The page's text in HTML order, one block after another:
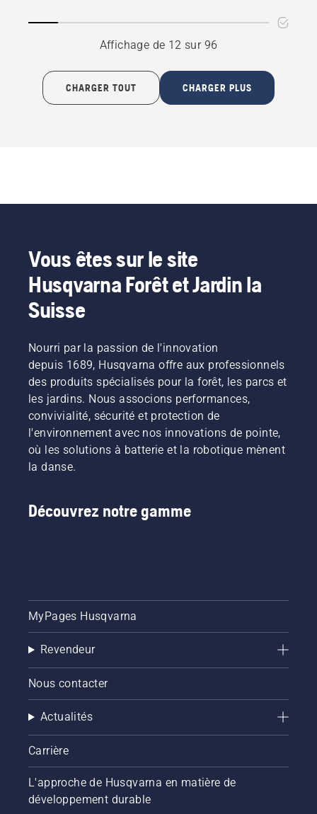
Affichage de 12 sur 96
CHARGER TOUT CHARGER PLUS
Vous êtes sur le site
Husqvarna Forêt et Jardin la
Suisse
Nourri par la passion de l'innovation
depuis 1689, Husqvarna offre aux professionnels
des produits spécialisés pour la forêt, les parcs et
les jardins. Nous associons performances,
convivialité, sécurité et protection de
l'environnement avec nos innovations de pointe,
où les solutions à batterie et la robotique mènent
la danse.
Découvrez notre gamme
MyPages Husqvarna
Revendeur
Nous contacter
Actualités
Carrière
L'approche de Husqvarna en matière de
développement durable